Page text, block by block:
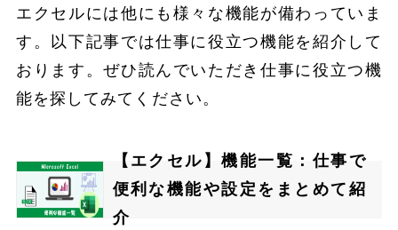
エクセルには他にも様々な機能が備わっていま
す。以下記事では仕事に役立つ機能を紹介して
おります。ぜひ読んでいただき仕事に役立つ機
能を探してみてください。
【エクセル】機能一覧：仕事で
便利な機能や設定をまとめて紹
介